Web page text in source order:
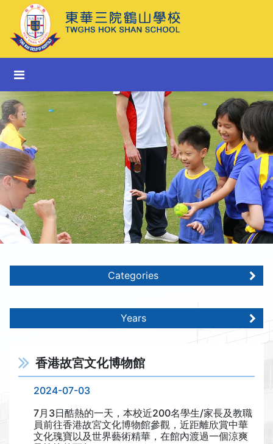
Categories
Years
香港故宮文化博物館
2024-07-03
7月3日酷熱的一天，本校近200名學生/家長及教職
員前往香港故宮文化博物館參觀，近距離欣賞中華
文化瑰寶以及世界藝術精華，在館內渡過一個涼爽